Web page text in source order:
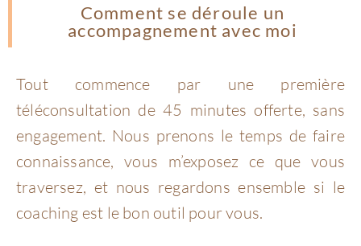
Comment se déroule un
accompagnement avec moi
Tout commence par une première
téléconsultation de 45 minutes offerte, sans
engagement. Nous prenons le temps de faire
connaissance, vous m’exposez ce que vous
traversez, et nous regardons ensemble si le
coaching est le bon outil pour vous.